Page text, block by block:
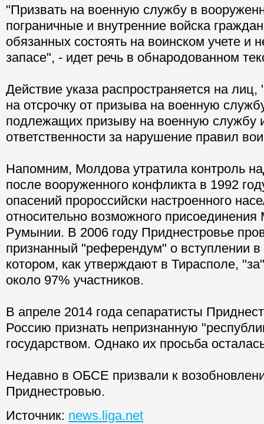
"Призвать на военную службу в
пограничные и внутренние войска
обязанных состоять на воинском учете
запасе", - идет речь в обнародованном
Действие указа распространяется на
на отсрочку от призыва на военную
подлежащих призыву на военную службу
ответственности за нарушение правил
Напомним, Молдова утратила контроль
после вооруженного конфликта в 1992
опасений пророссийски настроенного
относительно возможного
Румынии. В 2006 году Приднестровье
признанный "референдум" о вступлении
котором, как утверждают в Тирасполе,
около 97% участников.
В апреле 2014 года сепаратисты
Россию признать непризнанную
государством. Однако их просьба
Недавно в ОБСЕ призвали к
Приднестровью.
Источник: news.liga.net